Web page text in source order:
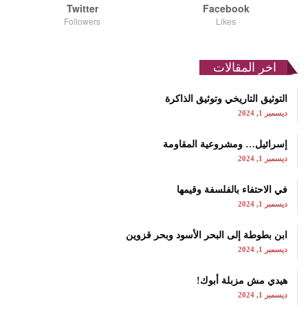
Facebook
Likes
Twitter
Followers
اخر المقالات
التوثيق التاريخي وتوثيق الذاكرة
ديسمبر 1, 2024
إسرائيل… ومشروعية المقاومة
ديسمبر 1, 2024
في الاحتفاء بالفلسفة وقيمها
ديسمبر 1, 2024
ابن بطوطة إلى البحر الأسود وبحر قزوين
ديسمبر 1, 2024
هيدي مش مزبلة أبوك!
ديسمبر 1, 2024